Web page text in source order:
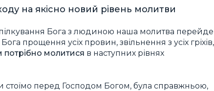
на якісно новий рівень молитви
Бога з людиною наша молитва перейде
прощення усіх провин, звільнення з усіх гріхів,
молитися в наступних рівнях
перед Господом Богом, була справжньою,